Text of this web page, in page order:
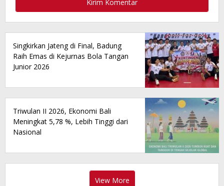
Singkirkan Jateng di Final, Badung
Raih Emas di Kejurnas Bola Tangan
Junior 2026
Triwulan II 2026, Ekonomi Bali
Meningkat 5,78 %, Lebih Tinggi dari
Nasional
View More